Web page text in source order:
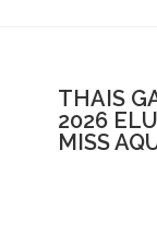
THAIS
2026
MISS